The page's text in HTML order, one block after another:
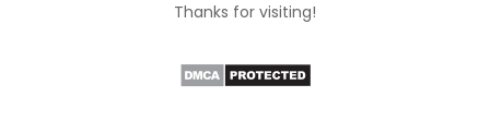
Thanks for visiting!